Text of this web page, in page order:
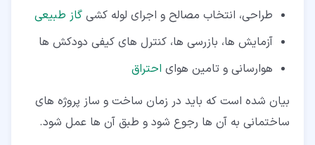
طراحی، انتخاب مصالح و اجرای لوله کشی گاز طبیعی
آزمایش ها، بازرسی ها، کنترل های کیفی دودکش ها
هوارسانی و تامین هوای احتراق
بیان شده است که باید در زمان ساخت و ساز پروژه های
ساختمانی به آن ها رجوع شود و طبق آن ها عمل شود.